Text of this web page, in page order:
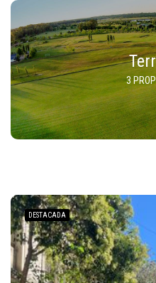
3
DESTACADA